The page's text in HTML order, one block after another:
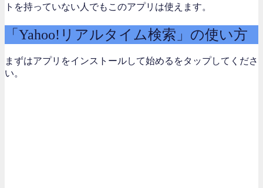
トを持っていない人でもこのアプリは使えます。
「Yahoo!リアルタイム検索」の使い方
まずはアプリをインストールして始めるをタップしてくださ
い。